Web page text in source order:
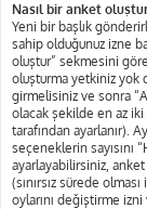
Nasıl bir anket
Yeni bir başlık
sahip olduğunuz izne
oluştur” sekmesini
oluşturma yetkiniz yok
girmelisiniz ve sonra
olacak şekilde en az
tarafından ayarlanır).
seçeneklerin sayısını
ayarlayabilirsiniz,
(sınırsız sürede
oylarını değiştirme